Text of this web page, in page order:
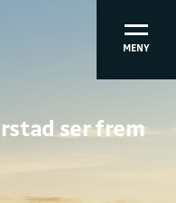
MENY
ser frem